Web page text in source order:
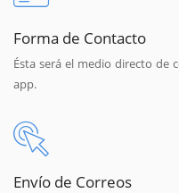
Forma de Contacto
Ésta será el medio directo de
app.
Envío de Correos